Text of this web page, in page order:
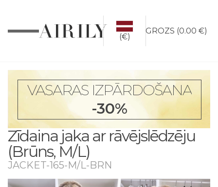
(€)
GROZS (0.00 €)
VASARAS IZPĀRDOŠANA
-30%
Zīdaina jaka ar rāvējslēdzēju
(Brūns, M/L)
JACKET-165-M/L-BRN